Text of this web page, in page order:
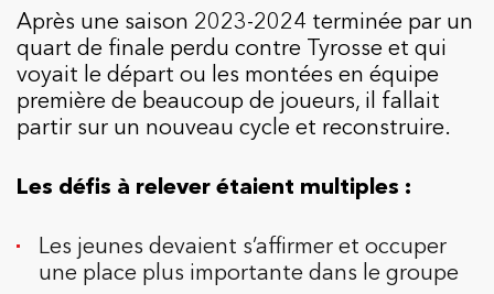
Après une saison 2023-2024 terminée par un
quart de finale perdu contre Tyrosse et qui
voyait le départ ou les montées en équipe
première de beaucoup de joueurs, il fallait
partir sur un nouveau cycle et reconstruire.
Les défis à relever étaient multiples :
Les jeunes devaient s’affirmer et occuper
une place plus importante dans le groupe